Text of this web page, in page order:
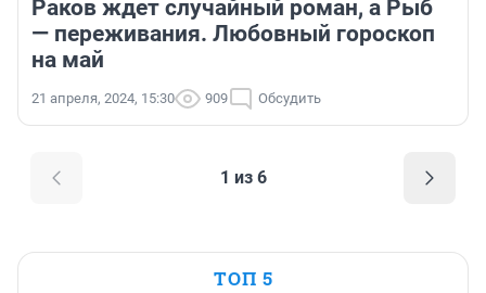
Раков ждет случайный роман, а Рыб
— переживания. Любовный гороскоп
на май
21 апреля, 2024, 15:30 909 Обсудить
1 из 6
ТОП 5